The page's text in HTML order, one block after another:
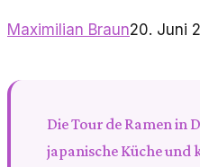
Maximilian Braun20. Juni
Die Tour de Ramen in
japanische Küche und